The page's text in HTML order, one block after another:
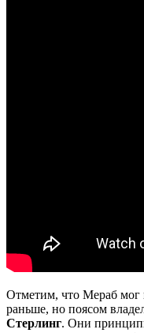
Отметим, что Мераб мог
раньше, но поясом
Стерлинг. Они